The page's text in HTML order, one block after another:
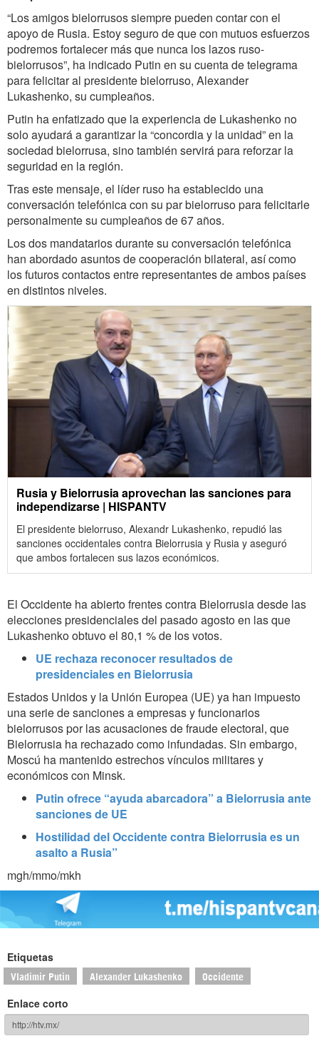
“Los amigos bielorrusos siempre pueden contar con el
apoyo de Rusia. Estoy seguro de que con mutuos esfuerzos
podremos fortalecer más que nunca los lazos ruso-
bielorrusos”, ha indicado Putin en su cuenta de telegrama
para felicitar al presidente bielorruso, Alexander
Lukashenko, su cumpleaños.
Putin ha enfatizado que la experiencia de Lukashenko no
solo ayudará a garantizar la “concordia y la unidad” en la
sociedad bielorrusa, sino también servirá para reforzar la
seguridad en la región.
Tras este mensaje, el líder ruso ha establecido una
conversación telefónica con su par bielorruso para felicitarle
personalmente su cumpleaños de 67 años.
Los dos mandatarios durante su conversación telefónica
han abordado asuntos de cooperación bilateral, así como
los futuros contactos entre representantes de ambos países
en distintos niveles.
Rusia y Bielorrusia aprovechan las sanciones para
independizarse | HISPANTV
El presidente bielorruso, Alexandr Lukashenko, repudió las
sanciones occidentales contra Bielorrusia y Rusia y aseguró
que ambos fortalecen sus lazos económicos.
El Occidente ha abierto frentes contra Bielorrusia desde las
elecciones presidenciales del pasado agosto en las que
Lukashenko obtuvo el 80,1 % de los votos.
UE rechaza reconocer resultados de
presidenciales en Bielorrusia
Estados Unidos y la Unión Europea (UE) ya han impuesto
una serie de sanciones a empresas y funcionarios
bielorrusos por las acusaciones de fraude electoral, que
Bielorrusia ha rechazado como infundadas. Sin embargo,
Moscú ha mantenido estrechos vínculos militares y
económicos con Minsk.
Putin ofrece “ayuda abarcadora” a Bielorrusia ante
sanciones de UE
Hostilidad del Occidente contra Bielorrusia es un
asalto a Rusia”
mgh/mmo/mkh
Etiquetas
Vladimir Putin Alexander Lukashenko Occidente
Enlace corto